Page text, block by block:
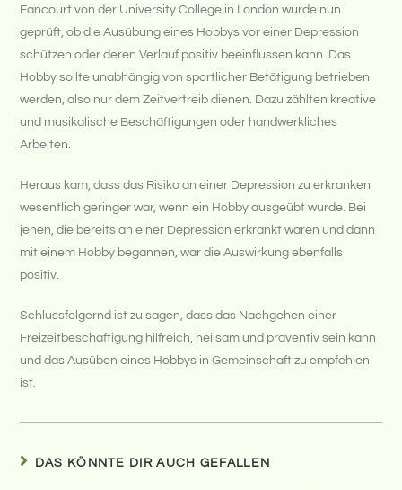
Fancourt von der University College in London wurde nun
geprüft, ob die Ausübung eines Hobbys vor einer Depression
schützen oder deren Verlauf positiv beeinflussen kann. Das
Hobby sollte unabhängig von sportlicher Betätigung betrieben
werden, also nur dem Zeitvertreib dienen. Dazu zählten kreative
und musikalische Beschäftigungen oder handwerkliches
Arbeiten.
Heraus kam, dass das Risiko an einer Depression zu erkranken
wesentlich geringer war, wenn ein Hobby ausgeübt wurde. Bei
jenen, die bereits an einer Depression erkrankt waren und dann
mit einem Hobby begannen, war die Auswirkung ebenfalls
positiv.
Schlussfolgernd ist zu sagen, dass das Nachgehen einer
Freizeitbeschäftigung hilfreich, heilsam und präventiv sein kann
und das Ausüben eines Hobbys in Gemeinschaft zu empfehlen
ist.
DAS KÖNNTE DIR AUCH GEFALLEN